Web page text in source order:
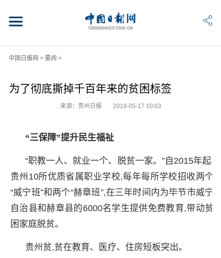
中国日报网 > 要闻 >
为了彻底撕掉千百年来的贫困标签
来源：贵州日报 2019-05-17 10:03
“三保障”提升民生福祉
“职教一人、就业一个、脱贫一家。”自2015年起,
贵州10所优质省属职业学校,每年每所学校招收两个
“威宁班”和两个“赫章班”,在三年时间内为毕节市威宁
自治县和赫章县的6000名学生提供免费教育,带动贫
困家庭脱贫。
贵州贫,贫在教育、医疗、住房短板突出。